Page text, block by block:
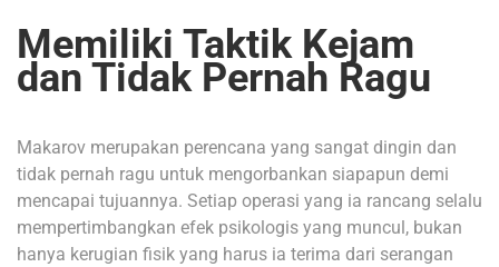
Memiliki Taktik Kejam
dan Tidak Pernah Ragu
Makarov merupakan perencana yang sangat dingin dan
tidak pernah ragu untuk mengorbankan siapapun demi
mencapai tujuannya. Setiap operasi yang ia rancang selalu
mempertimbangkan efek psikologis yang muncul, bukan
hanya kerugian fisik yang harus ia terima dari serangan